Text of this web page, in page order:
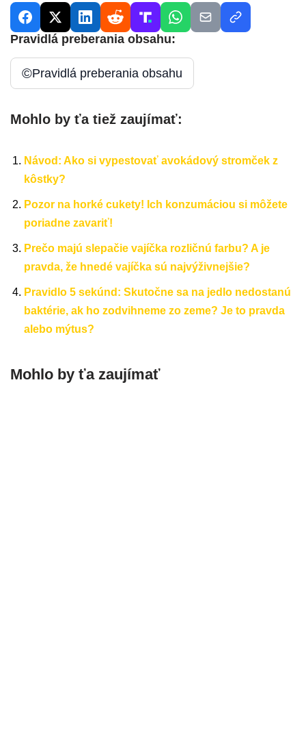
Pravidlá preberania obsahu:
©Pravidlá preberania obsahu
Mohlo by ťa tiež zaujímať:
Návod: Ako si vypestovať avokádový stromček z
kôstky?
Pozor na horké cukety! Ich konzumáciou si môžete
poriadne zavariť!
Prečo majú slepačie vajíčka rozličnú farbu? A je
pravda, že hnedé vajíčka sú najvýživnejšie?
Pravidlo 5 sekúnd: Skutočne sa na jedlo nedostanú
baktérie, ak ho zodvihneme zo zeme? Je to pravda
alebo mýtus?
Mohlo by ťa zaujímať